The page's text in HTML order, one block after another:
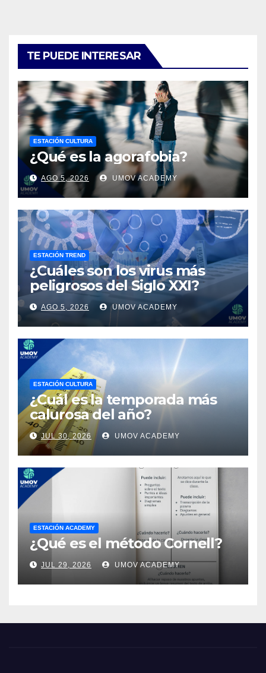
TE PUEDE INTERESAR
ESTACIÓN CULTURA
¿Qué es la agorafobia?
AGO 5, 2026 UMOV ACADEMY
ESTACIÓN TREND
¿Cuáles son los virus más
peligrosos del Siglo XXI?
AGO 5, 2026 UMOV ACADEMY
ESTACIÓN CULTURA
¿Cuál es la temporada más
calurosa del año?
JUL 30, 2026 UMOV ACADEMY
ESTACIÓN ACADEMY
¿Qué es el método Cornell?
JUL 29, 2026 UMOV ACADEMY